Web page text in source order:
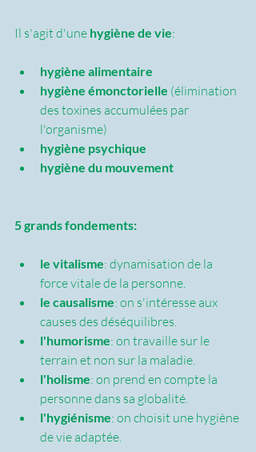
Il s'agit d'une hygiène de vie:
hygiène alimentaire
hygiène émonctorielle (élimination
des toxines accumulées par
l'organisme)
hygiène psychique
hygiène du mouvement
5 grands fondements:
le vitalisme: dynamisation de la
force vitale de la personne.
le causalisme: on s'intéresse aux
causes des déséquilibres.
l'humorisme: on travaille sur le
terrain et non sur la maladie.
l'holisme: on prend en compte la
personne dans sa globalité.
l'hygiénisme: on choisit une hygiène
de vie adaptée.